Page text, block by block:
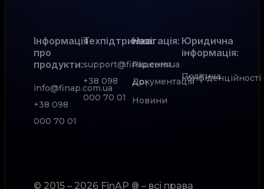
Інформація
про
продукти:
info@finap.com.ua
+38 098
000 70 01
Техпідтримка:
support@finap.com.ua
+38 098
000 70 01
Рішення
Документація
АРІ
Новини
Навігація: Юридична
інформація:
Політика
конфіденційності
© 2015 – 2026 FinAP ® – всі права